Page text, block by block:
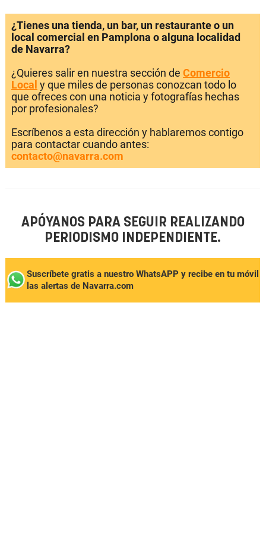
¿Tienes una tienda, un bar, un restaurante o un
local comercial en Pamplona o alguna localidad
de Navarra?
¿Quieres salir en nuestra sección de Comercio
Local y que miles de personas conozcan todo lo
que ofreces con una noticia y fotografías hechas
por profesionales?
Escríbenos a esta dirección y hablaremos contigo
para contactar cuando antes:
contacto@navarra.com
APÓYANOS PARA SEGUIR REALIZANDO
PERIODISMO INDEPENDIENTE.
Suscríbete gratis a nuestro WhatsAPP y recibe en tu móvil
las alertas de Navarra.com